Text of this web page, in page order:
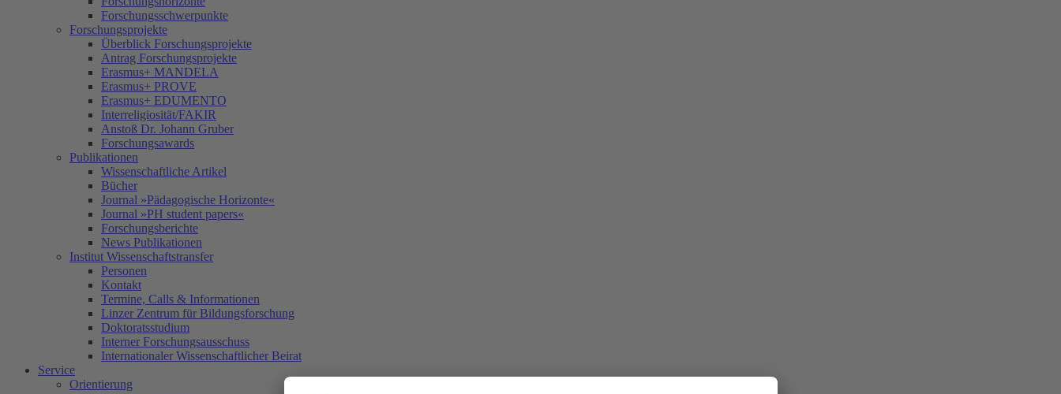
Forschungsschwerpunkte
Forschungsprojekte
Überblick Forschungsprojekte
Antrag Forschungsprojekte
Erasmus+ MANDELA
Erasmus+ PROVE
Erasmus+ EDUMENTO
Interreligiosität/FAKIR
Anstoß Dr. Johann Gruber
Forschungsawards
Publikationen
Wissenschaftliche Artikel
Bücher
Journal »Pädagogische Horizonte«
Journal »PH student papers«
Forschungsberichte
News Publikationen
Institut Wissenschaftstransfer
Personen
Kontakt
Termine, Calls & Informationen
Linzer Zentrum für Bildungsforschung
Doktoratsstudium
Interner Forschungsausschuss
Internationaler Wissenschaftlicher Beirat
Service
Orientierung